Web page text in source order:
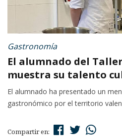
Gastronomía
El alumnado del
muestra su talento
El alumnado ha presentado un
gastronómico por el territorio
Compartir en: